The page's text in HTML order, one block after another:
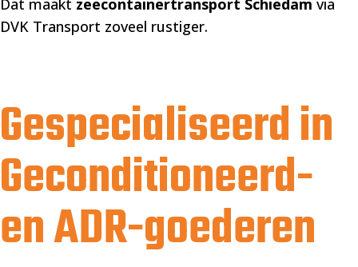
Dat maakt zeecontainertransport Schiedam via
DVK Transport zoveel rustiger.
Gespecialiseerd in
Geconditioneerd-
en ADR-goederen